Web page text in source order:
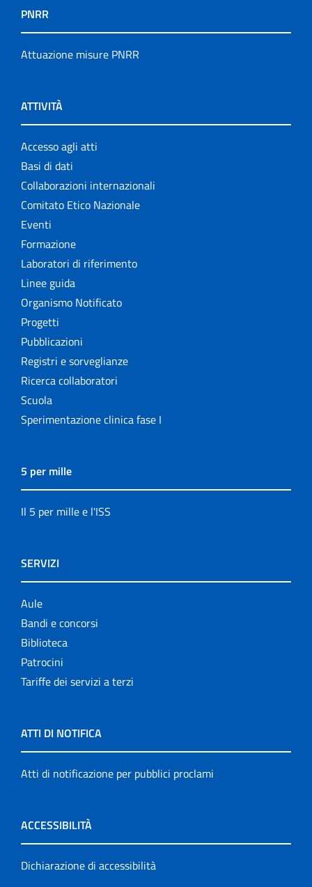
PNRR
Attuazione misure PNRR
ATTIVITÀ
Accesso agli atti
Basi di dati
Collaborazioni internazionali
Comitato Etico Nazionale
Eventi
Formazione
Laboratori di riferimento
Linee guida
Organismo Notificato
Progetti
Pubblicazioni
Registri e sorveglianze
Ricerca collaboratori
Scuola
Sperimentazione clinica fase I
5 per mille
Il 5 per mille e l'ISS
SERVIZI
Aule
Bandi e concorsi
Biblioteca
Patrocini
Tariffe dei servizi a terzi
ATTI DI NOTIFICA
Atti di notificazione per pubblici proclami
ACCESSIBILITÀ
Dichiarazione di accessibilità